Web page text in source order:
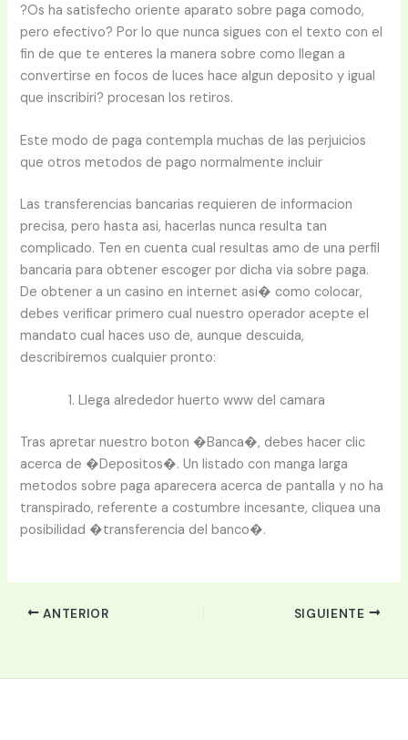
?Os ha satisfecho oriente aparato sobre paga comodo,
pero efectivo? Por lo que nunca sigues con el texto con el
fin de que te enteres la manera sobre como llegan a
convertirse en focos de luces hace algun deposito y igual
que inscribiri? procesan los retiros.
Este modo de paga contempla muchas de las perjuicios
que otros metodos de pago normalmente incluir
Las transferencias bancarias requieren de informacion
precisa, pero hasta asi, hacerlas nunca resulta tan
complicado. Ten en cuenta cual resultas amo de una perfil
bancaria para obtener escoger por dicha via sobre paga.
De obtener a un casino en internet asi� como colocar,
debes verificar primero cual nuestro operador acepte el
mandato cual haces uso de, aunque descuida,
describiremos cualquier pronto:
Llega alrededor huerto www del camara
Tras apretar nuestro boton �Banca�, debes hacer clic
acerca de �Depositos�. Un listado con manga larga
metodos sobre paga aparecera acerca de pantalla y no ha
transpirado, referente a costumbre incesante, cliquea una
posibilidad �transferencia del banco�.
ANTERIOR SIGUIENTE